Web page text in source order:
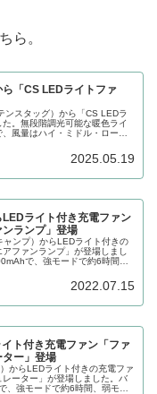
ら。
「CS LEDライトファ
ンスタッグ）から「CS LEDラ
。無段階調光可能な暖色ライ
風量はハイ・ミドル・ローの3
イテムです。詳細をレビューし
2025.05.19
ライト付き充電ファン
ンランプ」登場
ンプ）からLEDライト付きの
ファンランプ」が登場しまし
で、強モードで約6時間、
2022.07.15
ト付き充電ファン「ファ
ター」登場
からLEDライト付きの充電ファ
ーター」が登場しました。バ
、強モードで約6時間、弱モー